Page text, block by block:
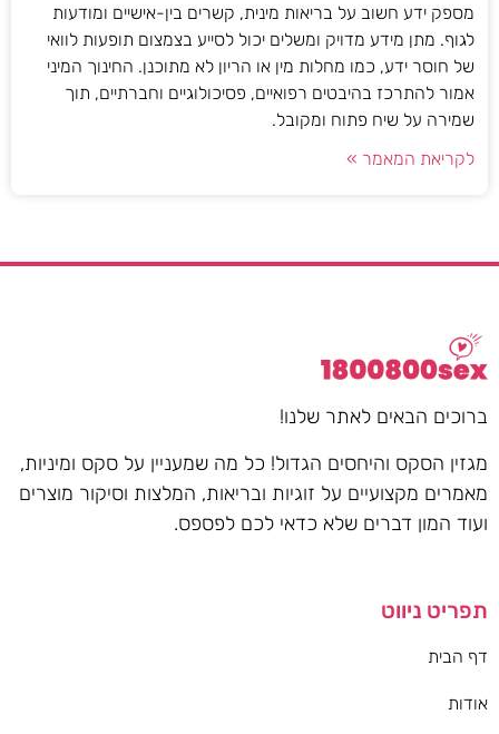
מספק ידע חשוב על בריאות מינית, קשרים בין-אישיים ומודעות
לגוף. מתן מידע מדויק ומשלים יכול לסייע בצמצום תופעות לוואי
של חוסר ידע, כמו מחלות מין או הריון לא מתוכנן. החינוך המיני
אמור להתרכז בהיבטים רפואיים, פסיכולוגיים וחברתיים, תוך
שמירה על שיח פתוח ומקובל.
לקריאת המאמר »
ברוכים הבאים לאתר שלנו!
מגזין הסקס והיחסים הגדול! כל מה שמעניין על סקס ומיניות,
מאמרים מקצועיים על זוגיות ובריאות, המלצות וסיקור מוצרים
ועוד המון דברים שלא כדאי לכם לפספס.
תפריט ניווט
דף הבית
אודות